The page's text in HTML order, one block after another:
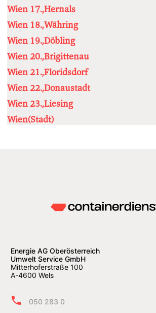
Wien 17.,Hernals
Wien 18.,Währing
Wien 19.,Döbling
Wien 20.,Brigittenau
Wien 21.,Floridsdorf
Wien 22.,Donaustadt
Wien 23.,Liesing
Wien(Stadt)
Energie AG Oberösterreich
Umwelt Service GmbH
Mitterhoferstraße 100
A-4600 Wels
050 283 0